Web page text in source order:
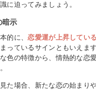
に迫ってみましょう。
暗示
的に、恋愛運が上昇してい
っているサインともいえま
色の特徴から、情熱的な恋
た場合、新たな恋の始まり